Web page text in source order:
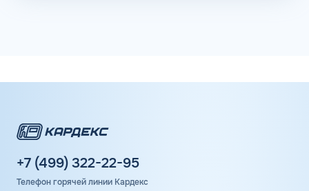
+7 (499) 322-22-95
Телефон горячей линии Кардекс